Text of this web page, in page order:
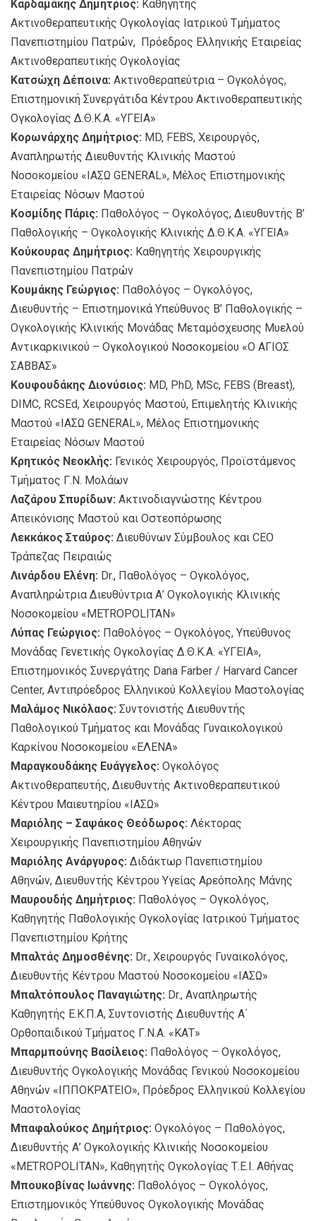
Καρδαμάκης Δημήτριος: Καθηγητής
Ακτινοθεραπευτικής Ογκολογίας Ιατρικού Τμήματος
Πανεπιστημίου Πατρών, Πρόεδρος Ελληνικής Εταιρείας
Ακτινοθεραπευτικής Ογκολογίας
Κατσώχη Δέποινα: Ακτινοθεραπεύτρια – Ογκολόγος,
Επιστημονική Συνεργάτιδα Κέντρου Ακτινοθεραπευτικής
Ογκολογίας Δ.Θ.Κ.Α. «ΥΓΕΙΑ»
Κορωνάρχης Δημήτριος: MD, FEBS, Χειρουργός,
Αναπληρωτής Διευθυντής Κλινικής Μαστού
Νοσοκομείου «ΙΑΣΩ GENERAL», Μέλος Επιστημονικής
Εταιρείας Νόσων Μαστού
Κοσμίδης Πάρις: Παθολόγος – Ογκολόγος, Διευθυντής Β’
Παθολογικής – Ογκολογικής Κλινικής Δ.Θ.Κ.Α. «ΥΓΕΙΑ»
Κούκουρας Δημήτριος: Καθηγητής Χειρουργικής
Πανεπιστημίου Πατρών
Κουμάκης Γεώργιος: Παθολόγος – Ογκολόγος,
Διευθυντής – Επιστημονικά Υπεύθυνος Β’ Παθολογικής –
Ογκολογικής Κλινικής Μονάδας Μεταμόσχευσης Μυελού
Αντικαρκινικού – Ογκολογικού Noσοκομείου «Ο ΑΓΙΟΣ
ΣΑΒΒΑΣ»
Κουφουδάκης Διονύσιος: MD, PhD, MSc, FEBS (Breast),
DIMC, RCSEd, Χειρουργός Μαστού, Επιμελητής Κλινικής
Μαστού «ΙΑΣΩ GENERAL», Μέλος Επιστημονικής
Εταιρείας Νόσων Μαστού
Κρητικός Νεοκλής: Γενικός Χειρουργός, Προϊστάμενος
Τμήματος Γ.Ν. Μολάων
Λαζάρου Σπυρίδων: Ακτινοδιαγνώστης Κέντρου
Απεικόνισης Μαστού και Οστεοπόρωσης
Λεκκάκος Σταύρος: Διευθύνων Σύμβουλος και CEO
Τράπεζας Πειραιώς
Λινάρδου Ελένη: Dr., Παθολόγος – Ογκολόγος,
Αναπληρώτρια Διευθύντρια Α’ Ογκολογικής Κλινικής
Νοσοκομείου «METROPOLITAN»
Λύπας Γεώργιος: Παθολόγος – Ογκολόγος, Υπεύθυνος
Μονάδας Γενετικής Ογκολογίας Δ.Θ.Κ.Α. «ΥΓΕΙΑ»,
Επιστημονικός Συνεργάτης Dana Farber / Harvard Cancer
Center, Αντιπρόεδρος Ελληνικού Κολλεγίου Μαστολογίας
Μαλάμος Νικόλαος: Συντονιστής Διευθυντής
Παθολογικού Τμήματος και Μονάδας Γυναικολογικού
Καρκίνου Νοσοκομείου «ΕΛΕΝΑ»
Μαραγκουδάκης Ευάγγελος: Ογκολόγος
Ακτινοθεραπευτής, Διευθυντής Ακτινοθεραπευτικού
Κέντρου Μαιευτηρίου «ΙΑΣΩ»
Μαριόλης – Σαψάκος Θεόδωρος: Λέκτορας
Χειρουργικής Πανεπιστημίου Αθηνών
Μαριόλης Ανάργυρος: Διδάκτωρ Πανεπιστημίου
Αθηνών, Διευθυντής Κέντρου Υγείας Αρεόπολης Μάνης
Μαυρουδής Δημήτριος: Παθολόγος – Ογκολόγος,
Καθηγητής Παθολογικής Ογκολογίας Ιατρικού Τμήματος
Πανεπιστημίου Κρήτης
Μπαλτάς Δημοσθένης: Dr., Χειρουργός Γυναικολόγος,
Διευθυντής Κέντρου Μαστού Νοσοκομείου «ΙΑΣΩ»
Μπαλτόπουλος Παναγιώτης: Dr., Αναπληρωτής
Καθηγητής Ε.Κ.Π.Α, Συντονιστής Διευθυντής Α΄
Ορθοπαιδικού Τμήματος Γ.Ν.Α. «ΚΑΤ»
Μπαρμπούνης Βασίλειος: Παθολόγος – Ογκολόγος,
Διευθυντής Ογκολογικής Μονάδας Γενικού Νοσοκομείου
Αθηνών «ΙΠΠΟΚΡΑΤΕΙΟ», Πρόεδρος Ελληνικού Κολλεγίου
Μαστολογίας
Μπαφαλούκος Δημήτριος: Ογκολόγος – Παθολόγος,
Διευθυντής Α’ Ογκολογικής Κλινικής Νοσοκομείου
«METROPOLITAN», Καθηγητής Ογκολογίας Τ.Ε.Ι. Αθήνας
Μπουκοβίνας Ιωάννης: Παθολόγος – Ογκολόγος,
Επιστημονικός Υπεύθυνος Ογκολογικής Μονάδας